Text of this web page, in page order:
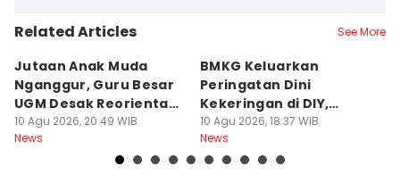
Related Articles See More
Jutaan Anak Muda
Nganggur, Guru Besar
UGM Desak Reorientasi
Pendidikan
10 Agu 2026, 20:49 WIB
News
BMKG Keluarkan
Peringatan Dini
Kekeringan di DIY,
Kategori Awas
10 Agu 2026, 18:37 WIB
News